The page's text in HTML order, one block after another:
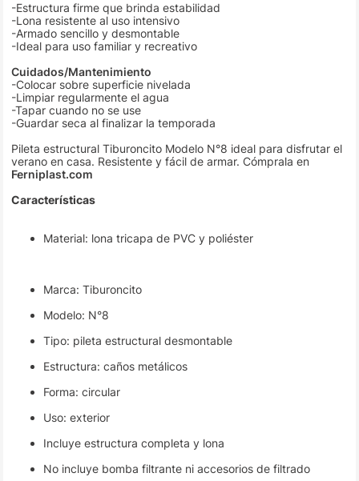
-Estructura firme que brinda estabilidad
-Lona resistente al uso intensivo
-Armado sencillo y desmontable
-Ideal para uso familiar y recreativo
Cuidados/Mantenimiento
-Colocar sobre superficie nivelada
-Limpiar regularmente el agua
-Tapar cuando no se use
-Guardar seca al finalizar la temporada
Pileta estructural Tiburoncito Modelo N°8 ideal para disfrutar el
verano en casa. Resistente y fácil de armar. Cómprala en
Ferniplast.com
Características
Material: lona tricapa de PVC y poliéster
Marca: Tiburoncito
Modelo: N°8
Tipo: pileta estructural desmontable
Estructura: caños metálicos
Forma: circular
Uso: exterior
Incluye estructura completa y lona
No incluye bomba filtrante ni accesorios de filtrado